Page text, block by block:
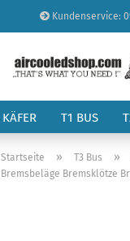
Kundenservice:
KÄFER T1 BUS
Startseite » T3 Bus »
Bremsbeläge Bremsklötze